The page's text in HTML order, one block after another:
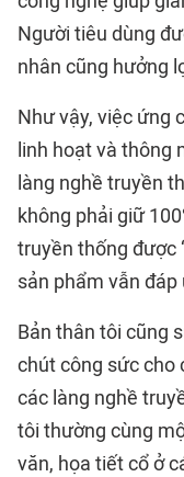
Người tiêu dùng
nhân cũng hưởng
Như vậy, việc ứng
linh hoạt và thông
làng nghề truyền
không phải giữ
truyền thống được
sản phẩm vẫn
Bản thân tôi cũng
chút công sức cho
các làng nghề
tôi thường cùng
văn, họa tiết cổ ở